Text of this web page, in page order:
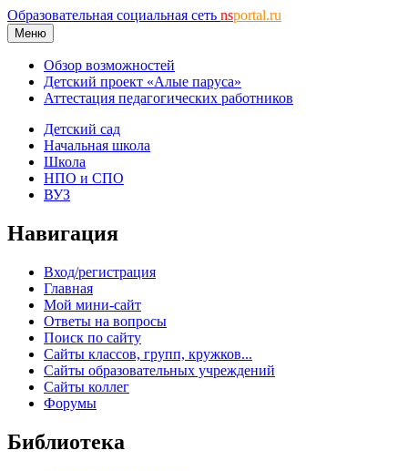
Образовательная социальная сеть nsportal.ru
Меню
Обзор возможностей
Детский проект «Алые паруса»
Аттестация педагогических работников
Детский сад
Начальная школа
Школа
НПО и СПО
ВУЗ
Навигация
Вход/регистрация
Главная
Мой мини-сайт
Ответы на вопросы
Поиск по сайту
Сайты классов, групп, кружков...
Сайты образовательных учреждений
Сайты коллег
Форумы
Библиотека